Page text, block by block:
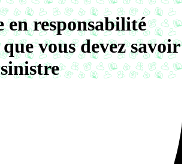
en responsabilité
vous devez savoir